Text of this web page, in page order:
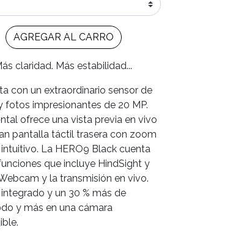
AGREGAR AL CARRO
claridad. Más estabilidad...
con un extraordinario sensor de
fotos impresionantes de 20 MP.
ofrece una vista previa en vivo
pantalla táctil trasera con zoom
La HERO9 Black cuenta
que incluye HindSight y
y la transmisión en vivo.
y un 30 % más de
y más en una cámara